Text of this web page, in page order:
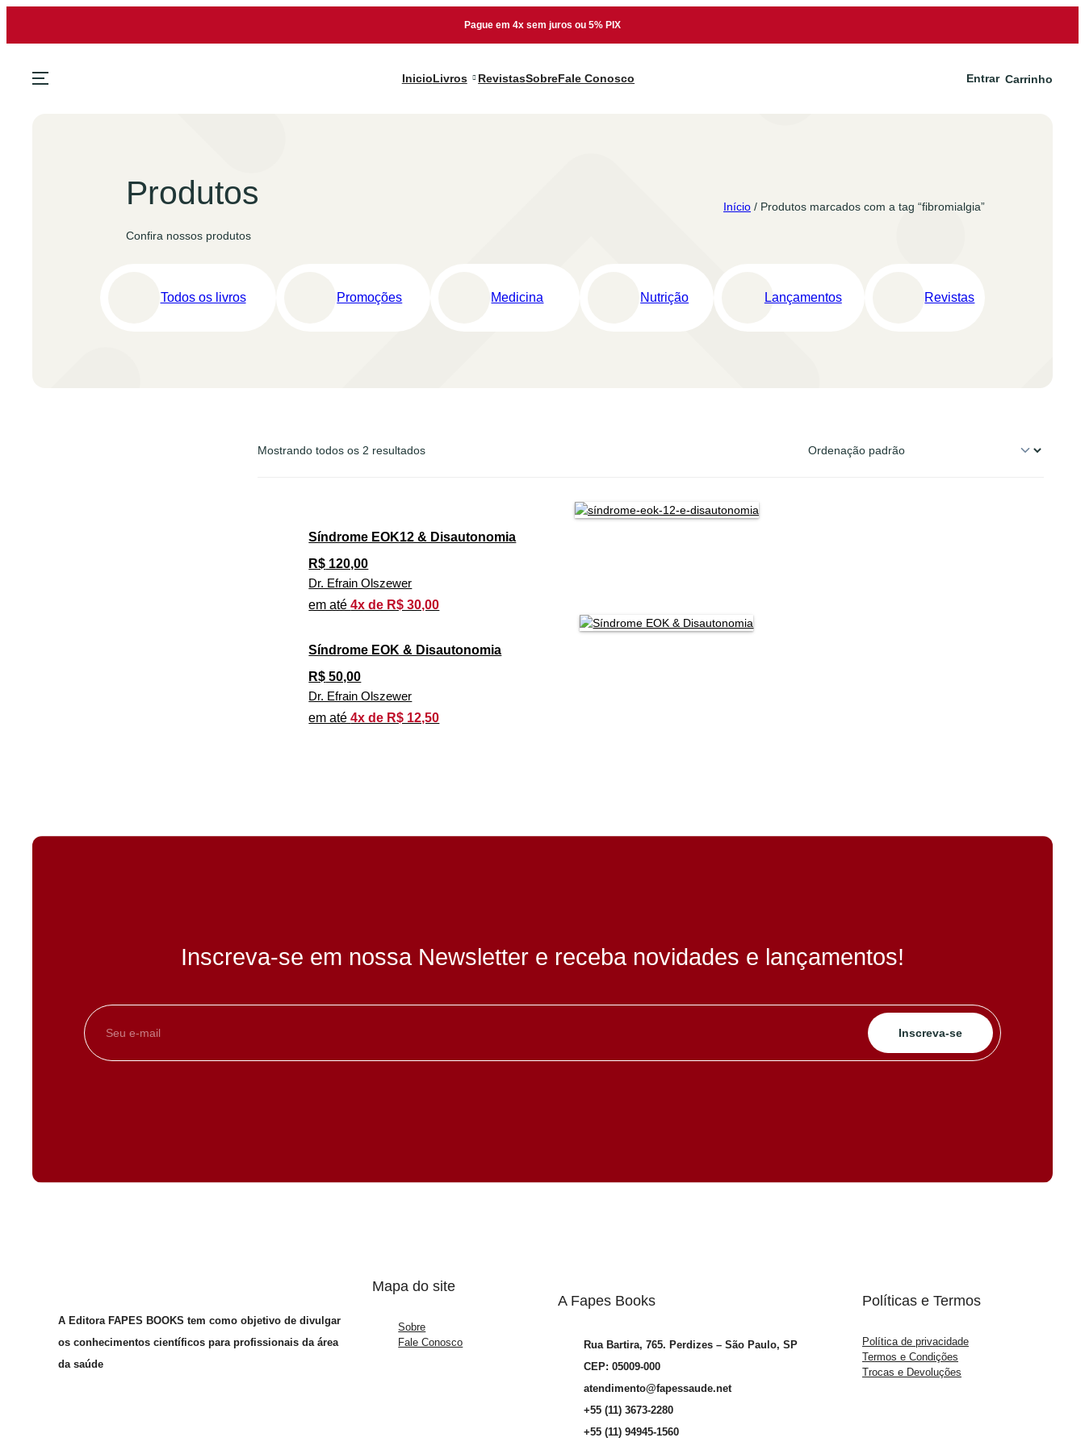
o
Pague em 4x sem juros ou 5% PIX
InicioLivros RevistasSobreFale Conosco Entrar Carrinho
Produtos
Confira nossos produtos
Início / Produtos marcados com a tag “fibromialgia”
Todos os livros Promoções Medicina Nutrição Lançamentos Revistas
Mostrando todos os 2 resultados
Síndrome EOK12 & Disautonomia
R$ 120,00
Dr. Efrain Olszewer
em até4x de R$ 30,00
Síndrome EOK & Disautonomia
R$ 50,00
Dr. Efrain Olszewer
em até4x de R$ 12,50
Inscreva-se em nossa Newsletter e receba novidades e lançamentos!
Inscreva-se
A Editora FAPES BOOKS tem como objetivo de divulgar
os conhecimentos científicos para profissionais da área
da saúde
Mapa do site
Sobre
Fale Conosco
A Fapes Books
Rua Bartira, 765. Perdizes – São Paulo, SP
CEP: 05009-000
atendimento@fapessaude.net
+55 (11) 3673-2280
+55 (11) 94945-1560
Políticas e Termos
Política de privacidade
Termos e Condições
Trocas e Devoluções